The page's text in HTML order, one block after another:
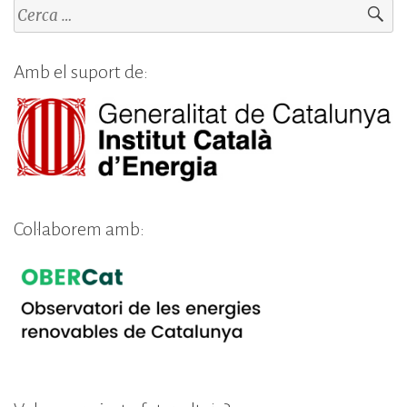
k
e
dI
n
Cerca:
Amb el suport de:
Col·laborem amb: